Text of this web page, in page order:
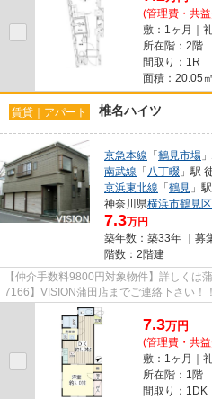
(管理費・共
敷：1ヶ月｜
所在階：2階
間取り：1R
面積：20.05㎡
賃貸｜アパート 椎名ハイツ
京急本線 「鶴見市場
南武線 「八丁畷 」駅
京浜東北線 「鶴見 」
神奈川県横浜市鶴見区
7.3万円
築年数：築33年 ｜募
階数：2階建
【仲介手数料9800円対象物件】詳しくは
7166】VISION蒲田店までご連絡
スメポイント）洗面化粧台 クッショ...
7.3万円
(管理費・共
敷：1ヶ月｜
所在階：1階
間取り：1DK